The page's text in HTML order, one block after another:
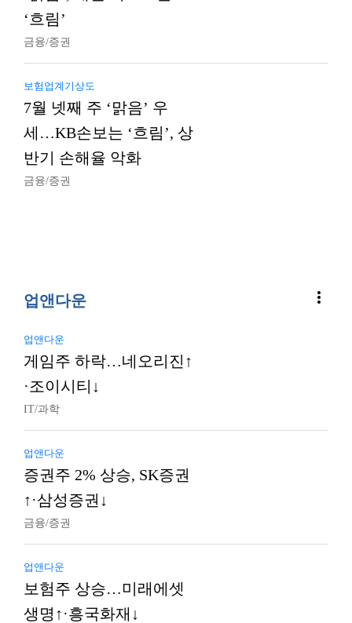
‘흐림’
금융/증권
보험업계기상도
7월 넷째 주 ‘맑음’ 우
세…KB손보는 ‘흐림’, 상
반기 손해율 악화
금융/증권
업앤다운 more_vert
업앤다운
게임주 하락…네오리진↑
·조이시티↓
IT/과학
업앤다운
증권주 2% 상승, SK증권
↑·삼성증권↓
금융/증권
업앤다운
보험주 상승…미래에셋
생명↑·흥국화재↓